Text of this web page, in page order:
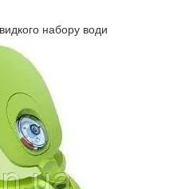
набору води